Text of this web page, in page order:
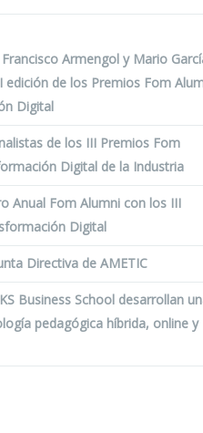
Armengol y Mario
edición de los Premios Fom
Digital
de los III Premios Fom
Digital de la Industria
Anual Fom Alumni con los III
Digital
Directiva de AMETIC
Business School desarrollan
pedagógica híbrida, online y